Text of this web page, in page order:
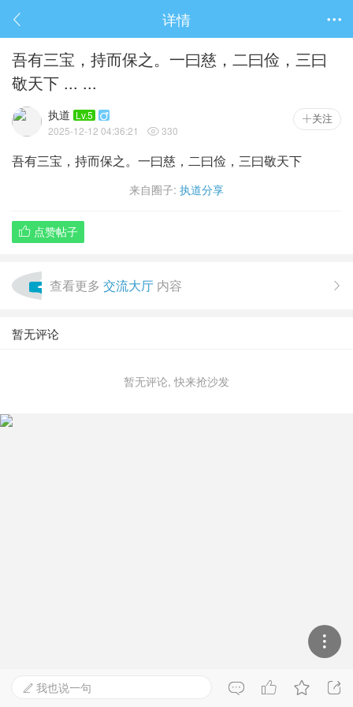
 详情
吾有三宝，持而保之。一曰慈，二曰俭，三曰
敬天下 ... ...
执道 Lv.5 
2025-12-12 04:36:21 330
关注
吾有三宝，持而保之。一曰慈，二曰俭，三曰敬天下
来自圈子: 执道分享
 点赞帖子
查看更多 交流大厅 内容 
暂无评论
暂无评论, 快来抢沙发
 
 我也说一句